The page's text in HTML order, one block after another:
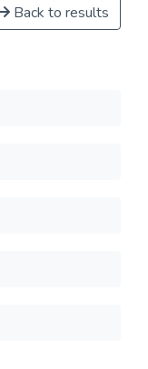
Back to results